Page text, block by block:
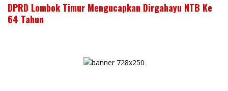
DPRD Lombok Timur Mengucapkan Dirgahayu NTB Ke
64 Tahun